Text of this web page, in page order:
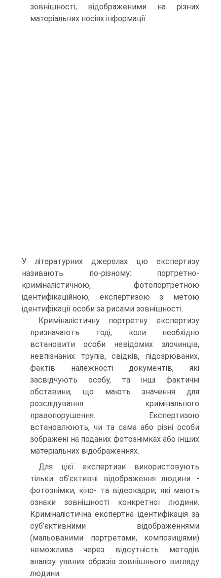
зовнішності, відображеними на різних
матеріальних носіях інформації.
У літературних джерелах цю експертизу
називають по-різному: портретно-
криміналістичною, фотопортретною
ідентифікаційною, експертизою з метою
ідентифікації особи за рисами зовнішності.
Криміналістичну портретну експертизу
призначають тоді, коли необхідно
встановити особи невідомих злочинців,
невпізнаних трупів, свідків, підозрюваних,
фактів належності документів, які
засвідчують особу, та інші фактичні
обставини, що мають значення для
розслідування кримінального
правопорушення. Експертизою
встановлюють, чи та сама або різні особи
зображені на поданих фотознімках або інших
матеріальних відображеннях.
Для цієї експертизи використовують
тільки об’єктивні відображення людини -
фотознімки, кіно- та відеокадри, які мають
ознаки зовнішності конкретної людини.
Криміналістична експертна ідентифікація за
суб’єктивними відображеннями
(мальованими портретами, композиціями)
неможлива через відсутність методів
аналізу уявних образів зовнішнього вигляду
людини.